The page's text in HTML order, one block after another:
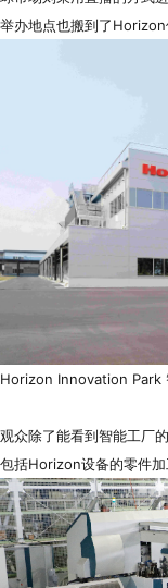
举办地点也搬到了Horizon
Horizon Innovation Park
观众除了能看到智能工厂
包括Horizon设备的零件加